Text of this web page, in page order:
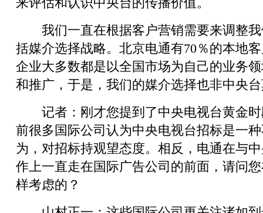
我们一直在根据客户营销需要来调整我
括媒介选择战略。北京电通有70％的本地
企业大多数都是以全国市场为自己的业务
和推广，于是，我们的媒介选择也非中央
记者：刚才您提到了中央电视台黄金时
前很多国际公司认为中央电视台招标是一
为，对招标持观望态度。相反，电通在与
作上一直走在国际广告公司的前面，请问
样考虑的？